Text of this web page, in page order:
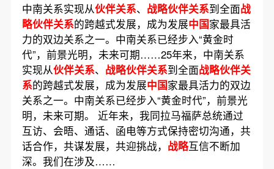
中南关系实现从伙伴关系、 战略伙伴关系到全面战
略伙伴关系的跨越式发展，成为发展中国家最具活
力的双边关系之一。中南关系已经步入“黄金时
代”，前景光明，未来可期……25年来，中南关系
实现从伙伴关系、 战略伙伴关系到全面战略伙伴关
系的跨越式发展，成为发展中国家最具活力的双边
关系之一。中南关系已经步入“黄金时代”，前景光
明，未来可期。 近年来，我同拉马福萨总统通过
互访、会晤、通话、函电等方式保持密切沟通，共
话合作，共谋发展，共迎挑战， 战略互信不断加
深。我们在涉及……